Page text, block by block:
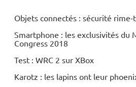
Objets connectés : sécurité rime-
Smartphone : les exclusivités du
Congress 2018
Test : WRC 2 sur XBox
Karotz : les lapins ont leur